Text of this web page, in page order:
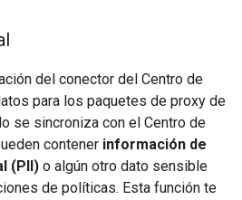
del conector del Centro de
para los paquetes de proxy de
se sincroniza con el Centro de
contener información de
(PII) o algún otro dato sensible
de políticas. Esta función te